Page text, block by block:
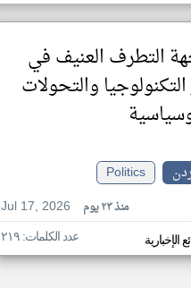
التطرف العنيف في
والتحولات
Politics
Jul 17, 2026
منذ ٢٣ يوم
الإخبارية عدد الكلمات: ٢١٩